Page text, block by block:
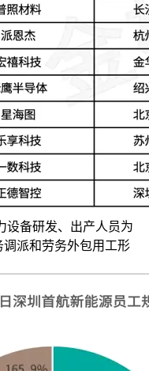
备研发、出产人员为
派和劳务外包用工形